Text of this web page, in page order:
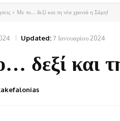
Με το... δεξί και τη νέα χρονιά η Σάμη!
Updated:7 Ιανουαρίου 2024
δεξί και